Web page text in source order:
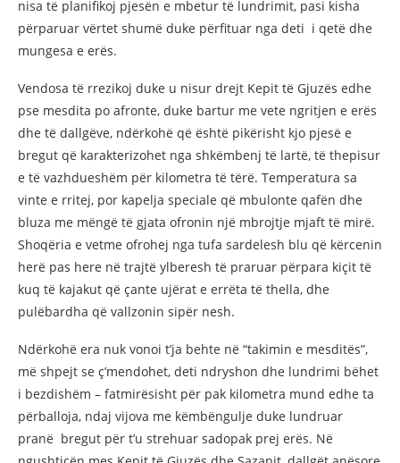
nisa të planifikoj pjesën e mbetur të lundrimit, pasi kisha
përparuar vërtet shumë duke përfituar nga deti i qetë dhe
mungesa e erës.
Vendosa të rrezikoj duke u nisur drejt Kepit të Gjuzës edhe
pse mesdita po afronte, duke bartur me vete ngritjen e erës
dhe të dallgëve, ndërkohë që është pikërisht kjo pjesë e
bregut që karakterizohet nga shkëmbenj të lartë, të thepisur
e të vazhdueshëm për kilometra të tërë. Temperatura sa
vinte e rritej, por kapelja speciale që mbulonte qafën dhe
bluza me mëngë të gjata ofronin një mbrojtje mjaft të mirë.
Shoqëria e vetme ofrohej nga tufa sardelesh blu që kërcenin
herë pas here në trajtë ylberesh të praruar përpara kiçit të
kuq të kajakut që çante ujërat e errëta të thella, dhe
pulëbardha që vallzonin sipër nesh.
Ndërkohë era nuk vonoi t’ja behte në “takimin e mesditës”,
më shpejt se ç’mendohet, deti ndryshon dhe lundrimi bëhet
i bezdishëm – fatmirësisht për pak kilometra mund edhe ta
përballoja, ndaj vijova me këmbëngulje duke lundruar
pranë bregut për t’u strehuar sadopak prej erës. Në